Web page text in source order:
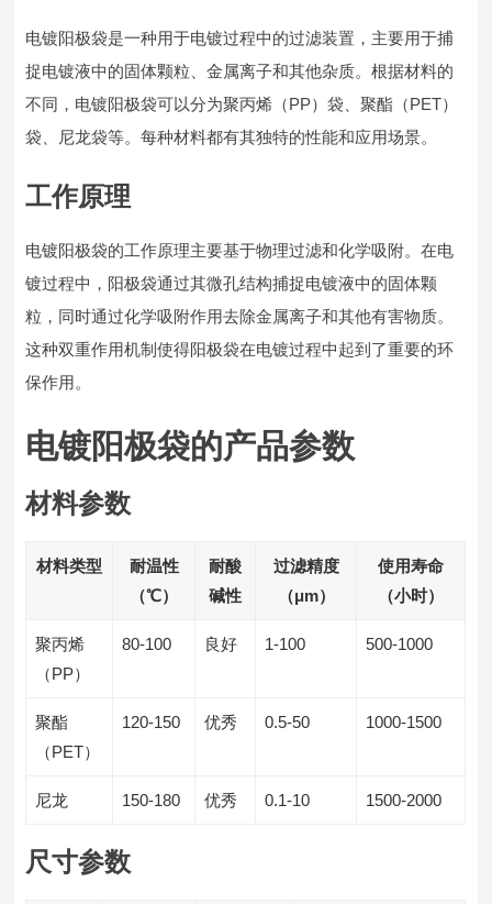
电镀阳极袋是一种用于电镀过程中的过滤装置，主要用于捕
捉电镀液中的固体颗粒、金属离子和其他杂质。根据材料的
不同，电镀阳极袋可以分为聚丙烯（PP）袋、聚酯（PET）
袋、尼龙袋等。每种材料都有其独特的性能和应用场景。
工作原理
电镀阳极袋的工作原理主要基于物理过滤和化学吸附。在电
镀过程中，阳极袋通过其微孔结构捕捉电镀液中的固体颗
粒，同时通过化学吸附作用去除金属离子和其他有害物质。
这种双重作用机制使得阳极袋在电镀过程中起到了重要的环
保作用。
电镀阳极袋的产品参数
材料参数
材料类型
耐温性
（℃）
耐酸
碱性
过滤精度
（μm）
使用寿命
（小时）
聚丙烯
（PP）
80-100 良好 1-100 500-1000
聚酯
（PET）
120-150 优秀 0.5-50 1000-1500
尼龙 150-180 优秀 0.1-10 1500-2000
尺寸参数